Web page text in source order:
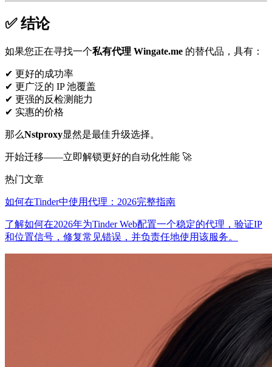
✅ 结论
如果您正在寻找一个私有代理 Wingate.me 的替代品，具有：
✔ 更好的成功率
✔ 更广泛的 IP 池覆盖
✔ 更强的反检测能力
✔ 实惠的价格
那么Nstproxy显然是最佳升级选择。
开始迁移——立即解锁更好的自动化性能 🚀
热门文章
如何在Tinder中使用代理：2026完整指南
了解如何在2026年为Tinder Web配置一个稳定的代理，验证IP
和位置信号，修复常见错误，并负责任地使用该服务。